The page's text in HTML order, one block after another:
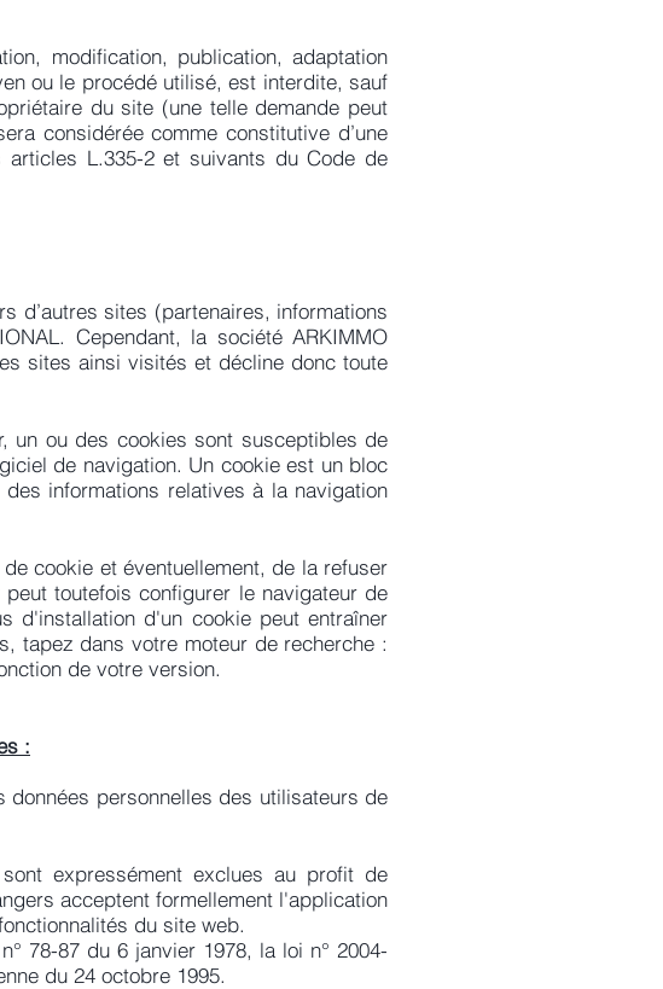
modification, publication, adaptation
ou le procédé utilisé, est interdite, sauf
du site (une telle demande peut
considérée comme constitutive d’une
L.335-2 et suivants du Code de
d’autres sites (partenaires, informations
Cependant, la société ARKIMMO
sites ainsi visités et décline donc toute
, un ou des cookies sont susceptibles de
de navigation. Un cookie est un bloc
informations relatives à la navigation
cookie et éventuellement, de la refuser
peut toutefois configurer le navigateur de
d'installation d'un cookie peut entraîner
tapez dans votre moteur de recherche :
de votre version.
:
données personnelles des utilisateurs de
expressément exclues au profit de
acceptent formellement l'application
du site web.
78-87 du 6 janvier 1978, la loi n° 2004-
du 24 octobre 1995.